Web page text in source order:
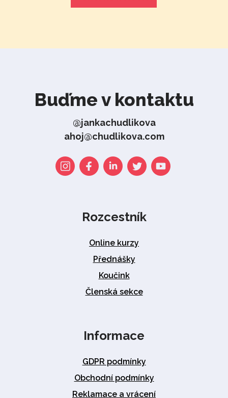
Buďme v kontaktu
@jankachudlikova
ahoj@chudlikova.com
Rozcestník
Online kurzy
Přednášky
Koučink
Členská sekce
Informace
GDPR podmínky
Obchodní podmínky
Reklamace a vrácení